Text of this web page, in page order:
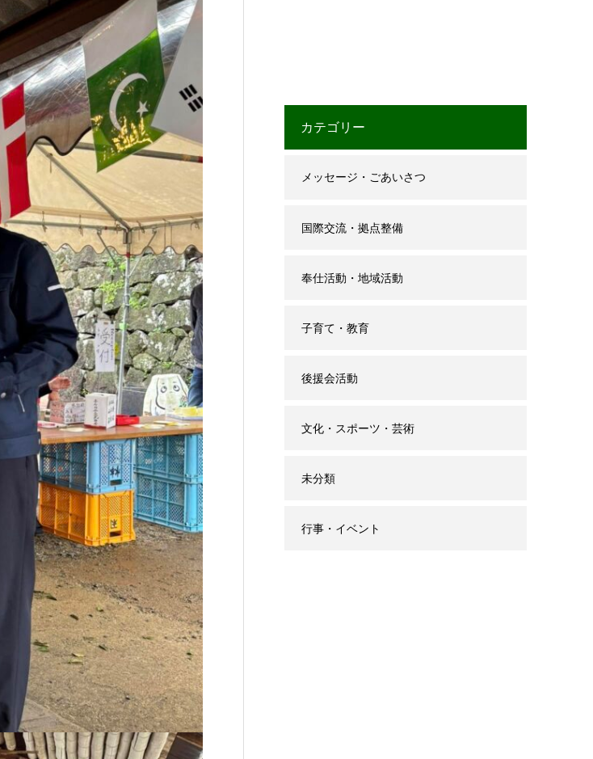
カテゴリー
メッセージ・ごあいさつ
国際交流・拠点整備
奉仕活動・地域活動
子育て・教育
後援会活動
文化・スポーツ・芸術
未分類
行事・イベント